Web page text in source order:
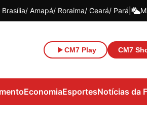
Brasília Amapá Roraima Ceará Pará
CM7 Play CM7
EconomiaEsportesNotícias da